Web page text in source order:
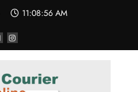
11:08:56 AM